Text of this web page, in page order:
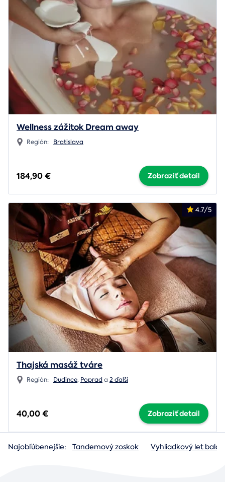
Wellness zážitok Dream away
Región: Bratislava
184,90 € Zobraziť detail
4.7/5
Thajská masáž tváre
Región: Dudince, Poprada 2 ďalší
40,00 € Zobraziť detail
Najobľúbenejšie: Tandemový zoskok Vyhliadkový let